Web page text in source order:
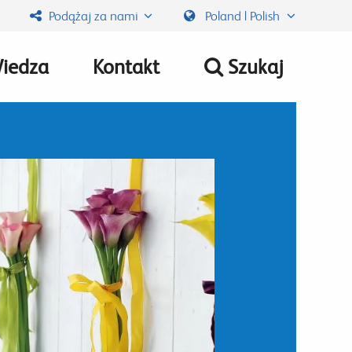
Podążaj za nami Poland | Polish
Kontakt Szukaj